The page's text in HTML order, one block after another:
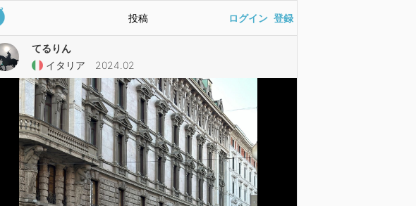
投稿 ログイン 登録
てるりん
イタリア 2024.02